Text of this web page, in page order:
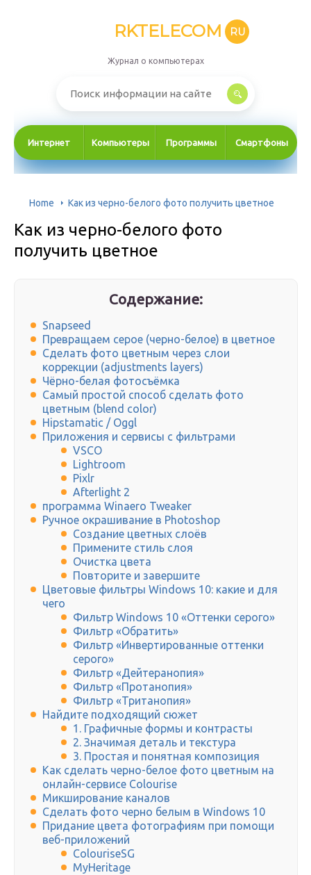
RKTELECOM RU
Журнал о компьютерах
Интернет Компьютеры Программы Смартфоны
Home Как из черно-белого фото получить цветное
Как из черно-белого фото
получить цветное
Содержание:
Snapseed
Превращаем серое (черно-белое) в цветное
Сделать фото цветным через слои
коррекции (adjustments layers)
Чёрно-белая фотосъёмка
Самый простой способ сделать фото
цветным (blend color)
Hipstamatic / Oggl
Приложения и сервисы с фильтрами
VSCO
Lightroom
Pixlr
Afterlight 2
программа Winaero Tweaker
Ручное окрашивание в Photoshop
Создание цветных слоёв
Примените стиль слоя
Очистка цвета
Повторите и завершите
Цветовые фильтры Windows 10: какие и для
чего
Фильтр Windows 10 «Оттенки серого»
Фильтр «Обратить»
Фильтр «Инвертированные оттенки
серого»
Фильтр «Дейтеранопия»
Фильтр «Протанопия»
Фильтр «Тританопия»
Найдите подходящий сюжет
1. Графичные формы и контрасты
2. Значимая деталь и текстура
3. Простая и понятная композиция
Как сделать черно-белое фото цветным на
онлайн-сервисе Сolourise
Микширование каналов
Сделать фото черно белым в Windows 10
Придание цвета фотографиям при помощи
веб-приложений
ColouriseSG
MyHeritage